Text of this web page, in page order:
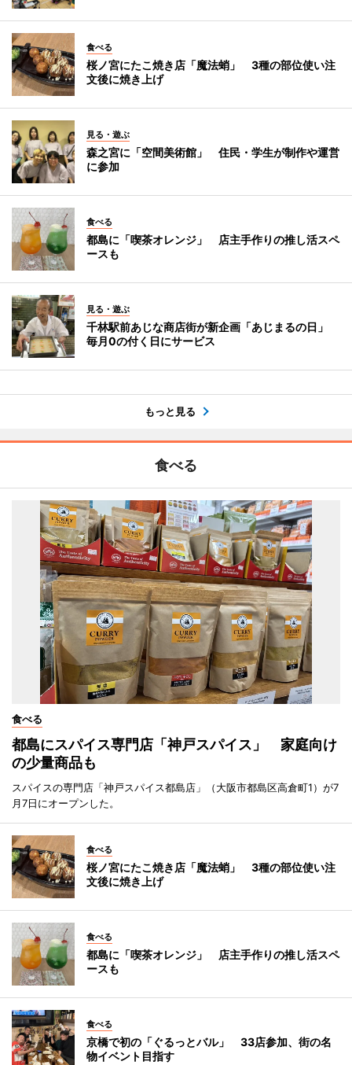
食べる
桜ノ宮にたこ焼き店「魔法蛸」 3種の部位使い注
文後に焼き上げ
見る・遊ぶ
森之宮に「空間美術館」 住民・学生が制作や運営
に参加
食べる
都島に「喫茶オレンジ」 店主手作りの推し活スペ
ースも
見る・遊ぶ
千林駅前あじな商店街が新企画「あじまるの日」
毎月0の付く日にサービス
もっと見る
食べる
食べる
都島にスパイス専門店「神戸スパイス」 家庭向け
の少量商品も
スパイスの専門店「神戸スパイス都島店」（大阪市都島区高倉町1）が7
月7日にオープンした。
食べる
桜ノ宮にたこ焼き店「魔法蛸」 3種の部位使い注
文後に焼き上げ
食べる
都島に「喫茶オレンジ」 店主手作りの推し活スペ
ースも
食べる
京橋で初の「ぐるっとバル」 33店参加、街の名
物イベント目指す